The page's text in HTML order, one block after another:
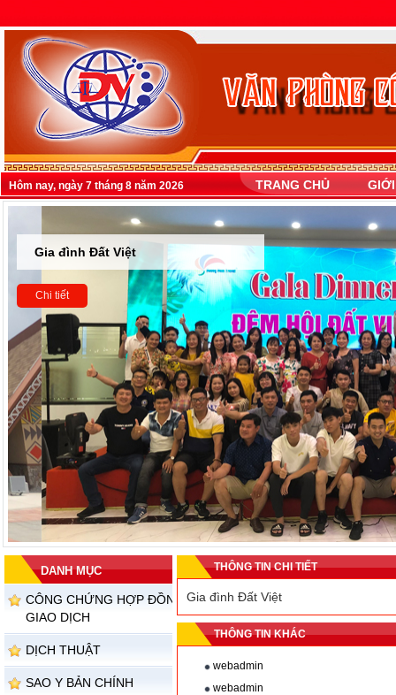
Hôm nay, ngày 7 tháng 8 năm 2026 TRANG CHỦ
Gia đình Đất Việt
Gia đình Đất Việt
Chi tiết
DANH MỤC
CÔNG CHỨNG HỢP ĐỒNG
GIAO DỊCH
DỊCH THUẬT
SAO Y BẢN CHÍNH
THÔNG TIN CHI TIẾT
Gia đình Đất Việt
THÔNG TIN KHÁC
webadmin
webadmin